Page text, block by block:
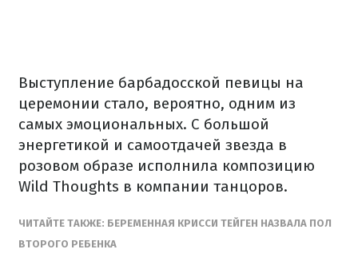
Выступление барбадосской певицы на
церемонии стало, вероятно, одним из
самых эмоциональных. С большой
энергетикой и самоотдачей звезда в
розовом образе исполнила композицию
Wild Thoughts в компании танцоров.
ЧИТАЙТЕ ТАКЖЕ: БЕРЕМЕННАЯ КРИССИ ТЕЙГЕН НАЗВАЛА ПОЛ
ВТОРОГО РЕБЕНКА